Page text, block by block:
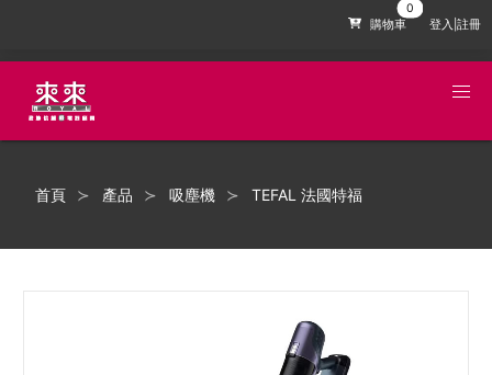
購物車 登入|註冊
首頁 產品 吸塵機 TEFAL 法國特福